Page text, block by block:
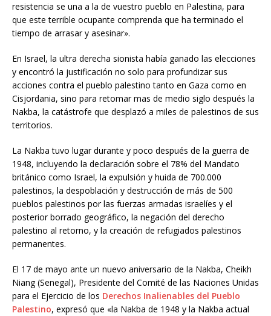
resistencia se una a la de vuestro pueblo en Palestina, para
que este terrible ocupante comprenda que ha terminado el
tiempo de arrasar y asesinar».
En Israel, la ultra derecha sionista había ganado las elecciones
y encontró la justificación no solo para profundizar sus
acciones contra el pueblo palestino tanto en Gaza como en
Cisjordania, sino para retomar mas de medio siglo después la
Nakba, la catástrofe que desplazó a miles de palestinos de sus
territorios.
La Nakba tuvo lugar durante y poco después de la guerra de
1948, incluyendo la declaración sobre el 78% del Mandato
británico como Israel, la expulsión y huida de 700.000
palestinos, la despoblación y destrucción de más de 500
pueblos palestinos por las fuerzas armadas israelíes y el
posterior borrado geográfico, la negación del derecho
palestino al retorno, y la creación de refugiados palestinos
permanentes.
El 17 de mayo ante un nuevo aniversario de la Nakba, Cheikh
Niang (Senegal), Presidente del Comité de las Naciones Unidas
para el Ejercicio de los Derechos Inalienables del Pueblo
Palestino, expresó que «la Nakba de 1948 y la Nakba actual